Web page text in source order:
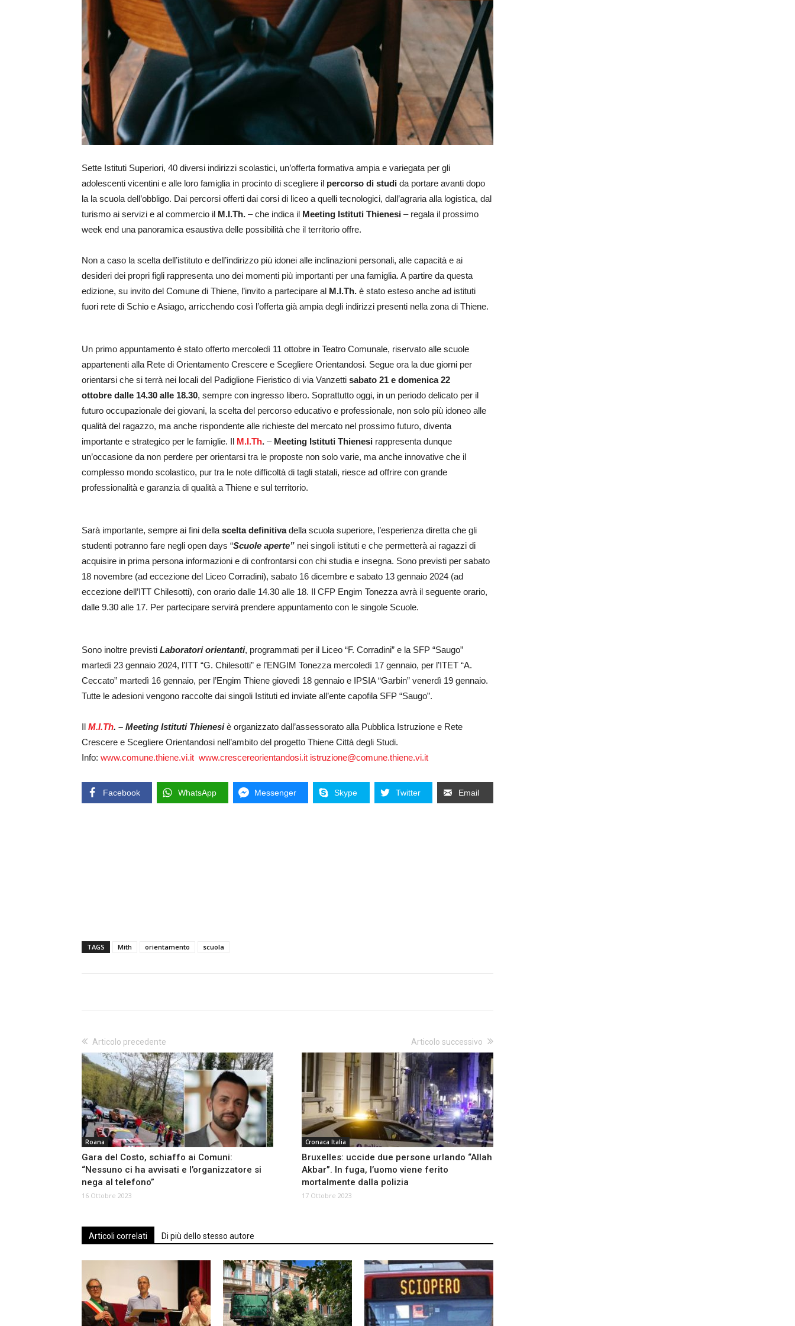
Sette Istituti Superiori, 40 diversi indirizzi scolastici, un’offerta formativa ampia e variegata per gli
adolescenti vicentini e alle loro famiglia in procinto di scegliere il percorso di studi da portare avanti dopo
la la scuola dell’obbligo. Dai percorsi offerti dai corsi di liceo a quelli tecnologici, dall’agraria alla logistica, dal
turismo ai servizi e al commercio il M.I.Th. – che indica il Meeting Istituti Thienesi – regala il prossimo
week end una panoramica esaustiva delle possibilità che il territorio offre.
Non a caso la scelta dell’istituto e dell’indirizzo più idonei alle inclinazioni personali, alle capacità e ai
desideri dei propri figli rappresenta uno dei momenti più importanti per una famiglia. A partire da questa
edizione, su invito del Comune di Thiene, l’invito a partecipare al M.I.Th. è stato esteso anche ad istituti
fuori rete di Schio e Asiago, arricchendo così l’offerta già ampia degli indirizzi presenti nella zona di Thiene.
Un primo appuntamento è stato offerto mercoledì 11 ottobre in Teatro Comunale, riservato alle scuole
appartenenti alla Rete di Orientamento Crescere e Scegliere Orientandosi. Segue ora la due giorni per
orientarsi che si terrà nei locali del Padiglione Fieristico di via Vanzetti sabato 21 e domenica 22
ottobre dalle 14.30 alle 18.30, sempre con ingresso libero. Soprattutto oggi, in un periodo delicato per il
futuro occupazionale dei giovani, la scelta del percorso educativo e professionale, non solo più idoneo alle
qualità del ragazzo, ma anche rispondente alle richieste del mercato nel prossimo futuro, diventa
importante e strategico per le famiglie. Il M.I.Th. – Meeting Istituti Thienesi rappresenta dunque
un’occasione da non perdere per orientarsi tra le proposte non solo varie, ma anche innovative che il
complesso mondo scolastico, pur tra le note difficoltà di tagli statali, riesce ad offrire con grande
professionalità e garanzia di qualità a Thiene e sul territorio.
Sarà importante, sempre ai fini della scelta definitivadella scuola superiore, l’esperienza diretta che gli
studenti potranno fare negli open days “Scuole aperte” nei singoli istituti e che permetterà ai ragazzi di
acquisire in prima persona informazioni e di confrontarsi con chi studia e insegna. Sono previsti per sabato
18 novembre (ad eccezione del Liceo Corradini), sabato 16 dicembre e sabato 13 gennaio 2024 (ad
eccezione dell’ITT Chilesotti), con orario dalle 14.30 alle 18. Il CFP Engim Tonezza avrà il seguente orario,
dalle 9.30 alle 17. Per partecipare servirà prendere appuntamento con le singole Scuole.
Sono inoltre previsti Laboratori orientanti, programmati per il Liceo “F. Corradini” e la SFP “Saugo”
martedì 23 gennaio 2024, l’ITT “G. Chilesotti” e l’ENGIM Tonezza mercoledì 17 gennaio, per l’ITET “A.
Ceccato” martedì 16 gennaio, per l’Engim Thiene giovedì 18 gennaio e IPSIA “Garbin” venerdì 19 gennaio.
Tutte le adesioni vengono raccolte dai singoli Istituti ed inviate all’ente capofila SFP “Saugo”.
Il M.I.Th. – Meeting Istituti Thienesiè organizzato dall’assessorato alla Pubblica Istruzione e Rete
Crescere e Scegliere Orientandosi nell’ambito del progetto Thiene Città degli Studi.
Info: www.comune.thiene.vi.it www.crescereorientandosi.it istruzione@comune.thiene.vi.it
Facebook WhatsApp Messenger Skype Twitter Email
TAGS Mith orientamento scuola
Articolo precedente
Roana
Gara del Costo, schiaffo ai Comuni:
“Nessuno ci ha avvisati e l’organizzatore si
nega al telefono”
16 Ottobre 2023
Articolo successivo
Cronaca Italia
Bruxelles: uccide due persone urlando “Allah
Akbar”. In fuga, l’uomo viene ferito
mortalmente dalla polizia
17 Ottobre 2023
Articoli correlati Di più dello stesso autore